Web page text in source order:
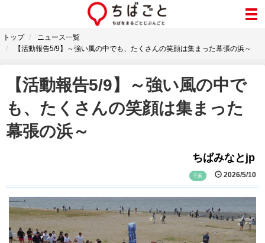
トップ
ニュース一覧
【活動報告5/9】～強い風の中でも、たくさんの笑顔は集まった幕張の浜～
【活動報告5/9】～強い風の中で
も、たくさんの笑顔は集まった
幕張の浜～
ちばみなとjp
千葉 2026/5/10